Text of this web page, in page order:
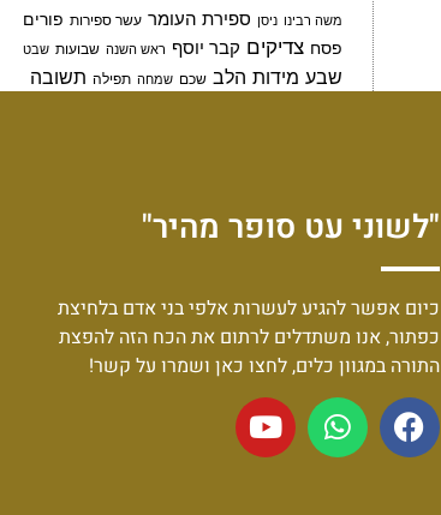
משה רבינו ניסן ספירת העומר עשר ספירות פורים
פסח צדיקים קבר יוסף ראש השנה שבועות שבט
שבע מידות הלב שכם שמחה תפילה תשובה
"לשוני עט סופר מהיר"
כיום אפשר להגיע לעשרות אלפי בני אדם בלחיצת
כפתור, אנו משתדלים לרתום את הכח הזה להפצת
התורה במגוון כלים, לחצו כאן ושמרו על קשר!